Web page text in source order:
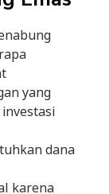
yang
dana
karena